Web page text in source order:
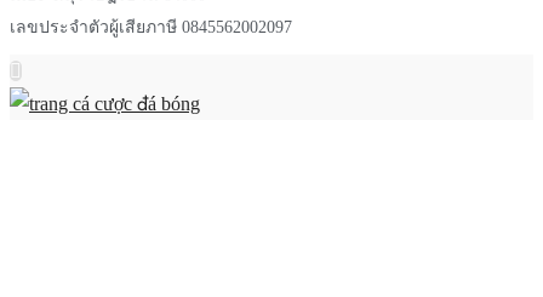
เลขประจำตัวผู้เสียภาษี 0845562002097